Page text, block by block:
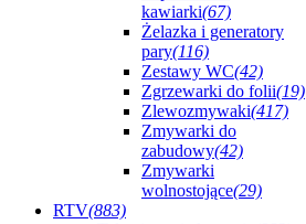
kawiarki(67)
Żelazka i generatory
pary(116)
Zestawy WC(42)
Zgrzewarki do folii(19)
Zlewozmywaki(417)
Zmywarki do
zabudowy(42)
Zmywarki
wolnostojące(29)
RTV(883)